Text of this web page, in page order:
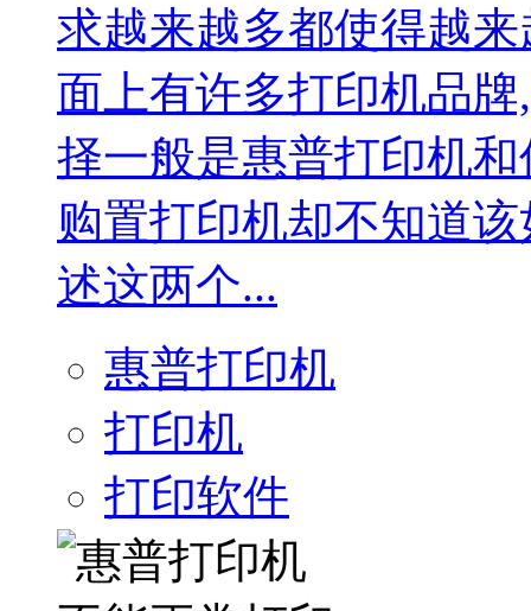
求越来越多都使得越
面上有许多打印机品
择一般是惠普打印机
购置打印机却不知道
述这两个...
惠普打印机
打印机
打印软件